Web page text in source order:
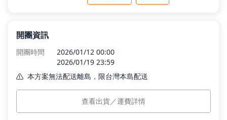
新品快遞
免運專區
開團資訊
開團時間
2026/01/12 00:00
2026/01/19 23:59
本方案無法配送離島，限台灣本島配送
本島運費
$0
訂單付款完成後 3 個工作日內依訂單順序出貨。
查看出貨／運費詳情